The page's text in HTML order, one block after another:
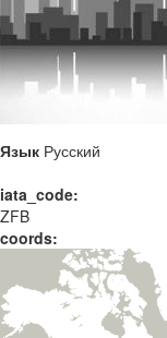
Язык Русский
iata_code:
ZFB
coords: